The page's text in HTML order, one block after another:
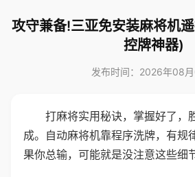
攻守兼备!三亚免安装麻将机
控牌神器)
发布时间：2026年08
打麻将实用秘诀，掌握好了，
成。自动麻将机靠程序洗牌，有规
果你总输，可能就是没注意这些细